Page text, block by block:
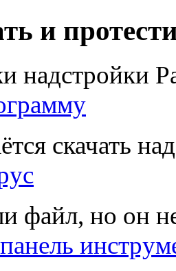
и
надстройки
скачать
файл, но он